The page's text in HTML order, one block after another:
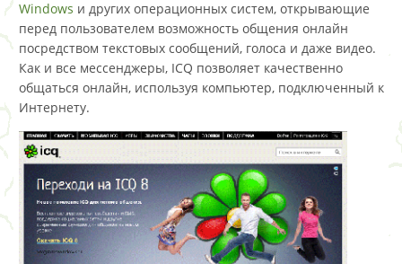
Windows и других операционных систем, открывающие
перед пользователем возможность общения онлайн
посредством текстовых сообщений, голоса и даже видео.
Как и все мессенджеры, ICQ позволяет качественно
общаться онлайн, используя компьютер, подключенный к
Интернету.